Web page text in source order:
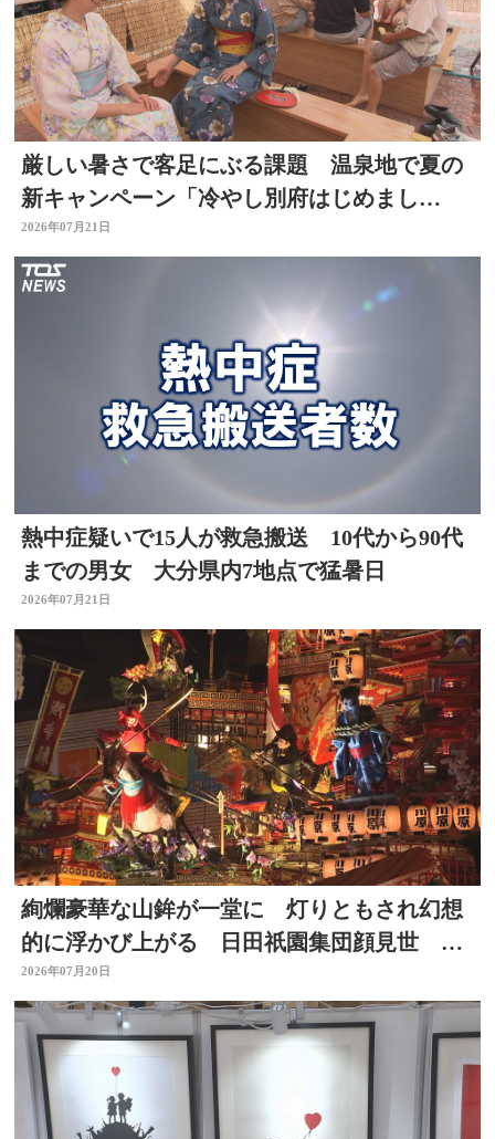
厳しい暑さで客足にぶる課題 温泉地で夏の
新キャンペーン「冷やし別府はじめまし
た」 冷たい足湯など設置
2026年07月21日
熱中症疑いで15人が救急搬送 10代から90代
までの男女 大分県内7地点で猛暑日
2026年07月21日
絢爛豪華な山鉾が一堂に 灯りともされ幻想
的に浮かび上がる 日田祇園集団顔見世 大
分
2026年07月20日